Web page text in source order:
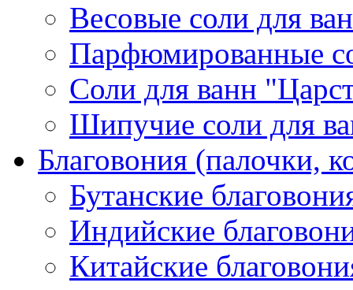
Весовые соли для
Парфюмированные
Соли для ванн
Шипучие соли для
Благовония (палочки,
Бутанские
Индийские
Китайские